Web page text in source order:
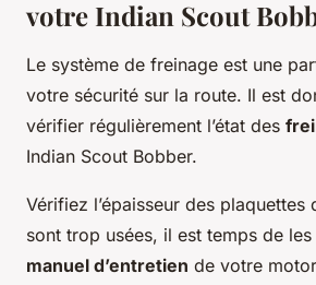
votre Indian Scout
Le système de freinage est une
votre sécurité sur la route. Il est
vérifier régulièrement l’état des
Indian Scout Bobber.
Vérifiez l’épaisseur des plaquettes
sont trop usées, il est temps de
manuel d’entretien de votre